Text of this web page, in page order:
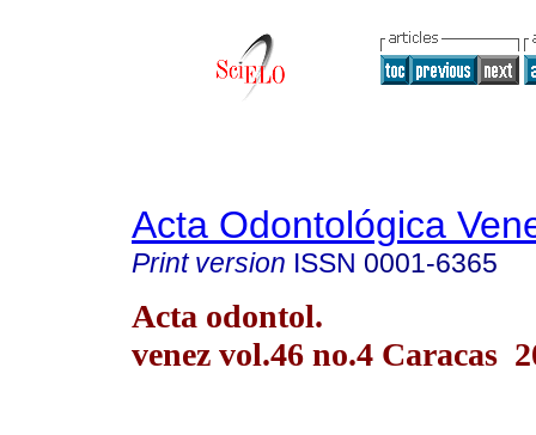
Acta Odontológica
Print version ISSN 0001-6365
Acta odontol.
venez vol.46 no.4 Caracas